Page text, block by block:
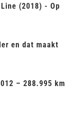
(2018) - Op
en dat maakt
– 288.995 km